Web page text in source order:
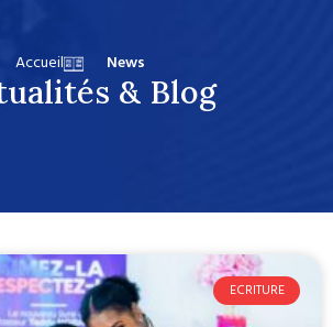
Accueil News
& Blog
ECRITURE